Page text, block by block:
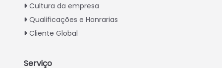
Cultura da empresa
Qualificações e Honrarias
Cliente Global
Serviço